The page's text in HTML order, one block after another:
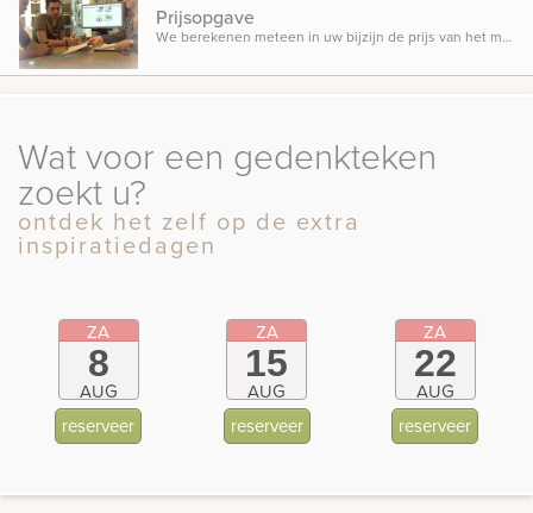
Prijsopgave
We berekenen meteen in uw bijzijn de prijs van het monument, zodat u weet waar u aan toe bent.
Wat voor een gedenkteken
zoekt u?
ontdek het zelf op de extra
inspiratiedagen
ZA
8
AUG
reserveer
ZA
15
AUG
reserveer
ZA
22
AUG
reserveer